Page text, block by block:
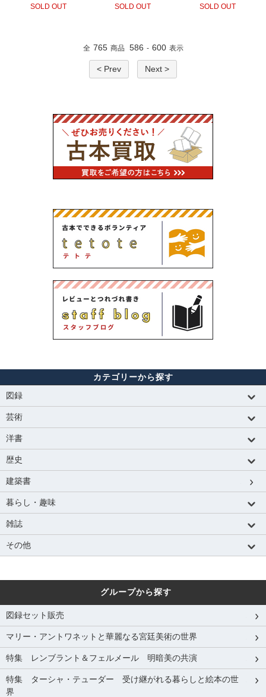
SOLD OUT SOLD OUT SOLD OUT
全 765 商品 586 - 600 表示
< Prev Next >
カテゴリーから探す
図録
芸術
洋書
歴史
建築書
暮らし・趣味
雑誌
その他
グループから探す
図録セット販売
マリー・アントワネットと華麗なる宮廷美術の世界
特集 レンブラント＆フェルメール 明暗美の共演
特集 ターシャ・テューダー 受け継がれる暮らしと絵本の世
界